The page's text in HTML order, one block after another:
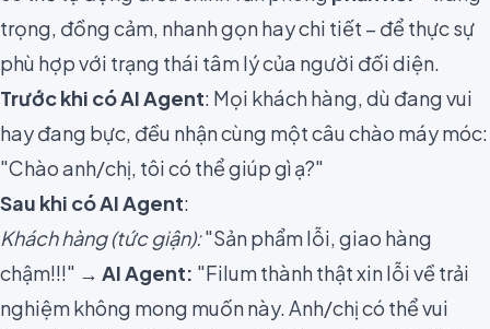
trọng, đồng cảm, nhanh gọn hay chi tiết – để thực sự
phù hợp với trạng thái tâm lý của người đối diện.
Trước khi có AI Agent: Mọi khách hàng, dù đang vui
hay đang bực, đều nhận cùng một câu chào máy móc:
"Chào anh/chị, tôi có thể giúp gì ạ?"
Sau khi có AI Agent:
Khách hàng (tức giận):"Sản phẩm lỗi, giao hàng
chậm!!!" → AI Agent: "Filum thành thật xin lỗi về trải
nghiệm không mong muốn này. Anh/chị có thể vui